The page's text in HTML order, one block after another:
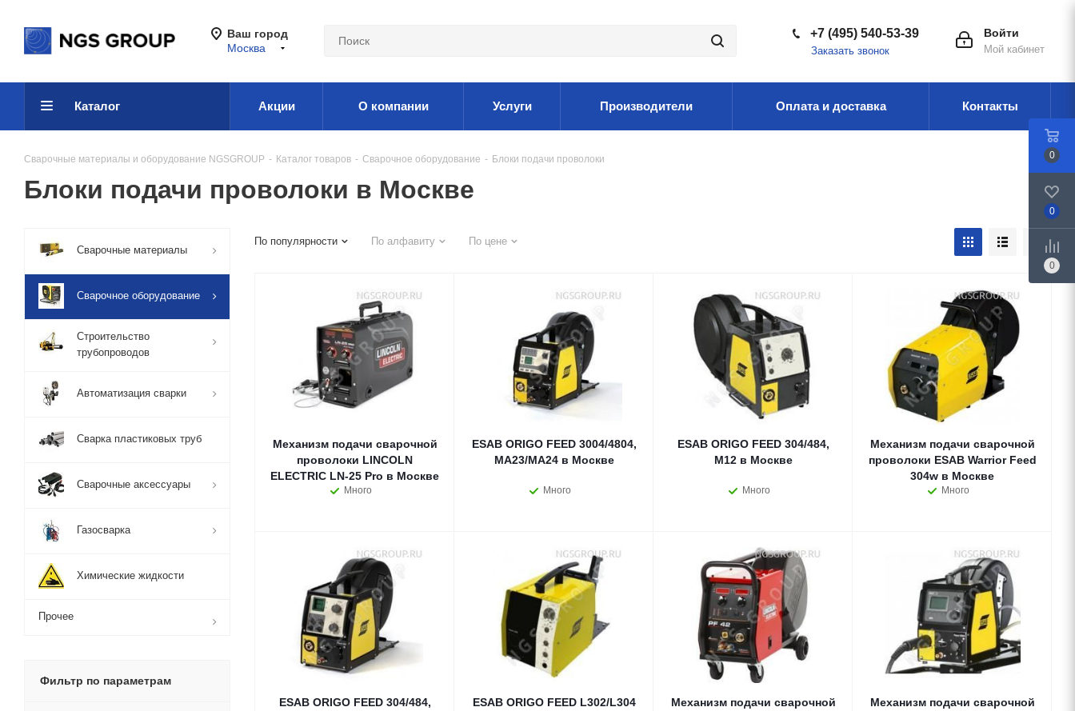
Ваш город
Москва
Войти
Мой кабинет
+7 (495) 540-53-39
Заказать звонок
Каталог Акции О компании Услуги Производители Оплата и доставка Контакты
Сварочные материалы и оборудование NGSGROUP - Каталог товаров - Сварочное оборудование - Блоки подачи проволоки
Блоки подачи проволоки в Москве
По популярности По алфавиту По цене
Механизм подачи сварочной
проволоки LINCOLN
ELECTRIC LN-25 Pro в Москве
Много
ESAB ORIGO FEED 3004/4804,
MA23/MA24 в Москве
Много
ESAB ORIGO FEED 304/484,
M12 в Москве
Много
Механизм подачи сварочной
проволоки ESAB Warrior Feed
304w в Москве
Много
ESAB ORIGO FEED 304/484,
ESAB ORIGO FEED L302/L304
Механизм подачи сварочной
Механизм подачи сварочной
Сварочные материалы
Сварочное оборудование
Строительство
трубопроводов
Автоматизация сварки
Сварка пластиковых труб
Сварочные аксессуары
Газосварка
Химические жидкости
Прочее
Фильтр по параметрам
0
0
0